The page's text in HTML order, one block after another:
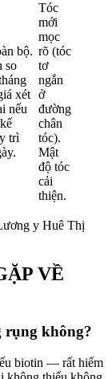
bộ.
so
xét
nếu
trì
Tóc
mới
mọc
rõ (tóc
tơ
ngắn
ở
đường
chân
tóc).
Mật
độ tóc
cải
thiện.
y Huê Thị
VỀ
rụng không?
biotin — rất hiếm